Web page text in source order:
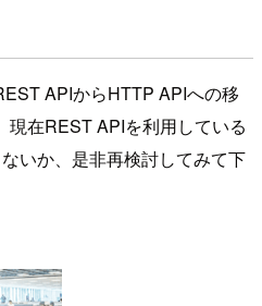
APIからHTTP APIへの移
在REST APIを利用している
いか、是非再検討してみて下